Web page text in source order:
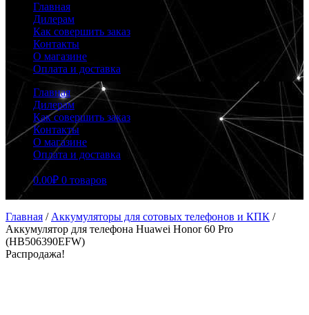
Главная
Дилерам
Как совершить заказ
Контакты
О магазине
Оплата и доставка
Главная
Дилерам
Как совершить заказ
Контакты
О магазине
Оплата и доставка
0.00₽ 0 товаров
Главная / Аккумуляторы для сотовых телефонов и КПК /
Аккумулятор для телефона Huawei Honor 60 Pro
(HB506390EFW)
Распродажа!